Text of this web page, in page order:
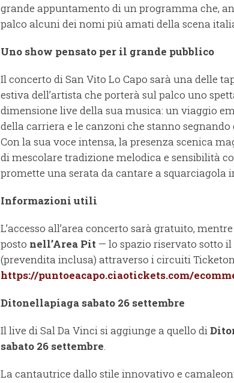
grande appuntamento di un programma che,
palco alcuni dei nomi più amati della scena
Uno show pensato per il grande pubblico
Il concerto di San Vito Lo Capo sarà una delle
estiva dell’artista che porterà sul palco uno
dimensione live della sua musica: un viaggio
della carriera e le canzoni che stanno
Con la sua voce intensa, la presenza scenica
di mescolare tradizione melodica e sensibilità
promette una serata da cantare a squarciagola
Informazioni utili
L’accesso all’area concerto sarà gratuito,
posto nell’Area Pit — lo spazio riservato sotto
(prevendita inclusa) attraverso i circuiti
https://puntoeacapo.ciaotickets.com/
Ditonellapiaga sabato 26 settembre
Il live di Sal Da Vinci si aggiunge a quello di
sabato 26 settembre.
La cantautrice dallo stile innovativo e